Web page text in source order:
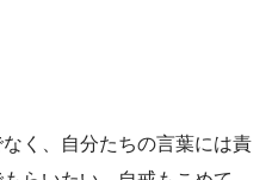
く、自分たちの言葉には責